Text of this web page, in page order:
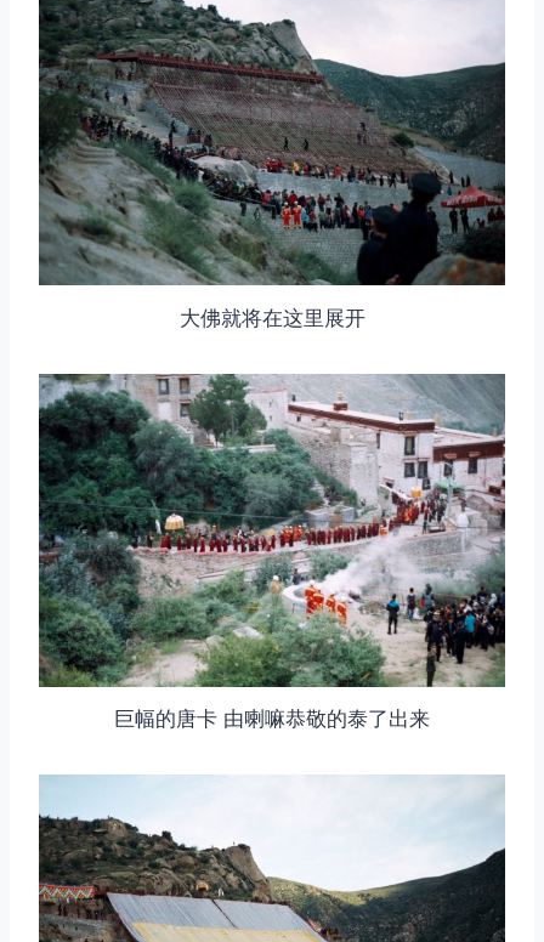
大佛就将在这里展开
巨幅的唐卡 由喇嘛恭敬的泰了出来